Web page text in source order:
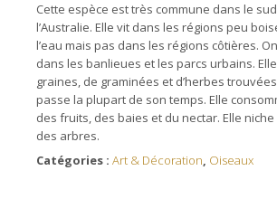
Cette espèce est très commune dans le
l’Australie. Elle vit dans les régions peu
l’eau mais pas dans les régions côtières.
dans les banlieues et les parcs urbains.
graines, de graminées et d’herbes
passe la plupart de son temps. Elle
des fruits, des baies et du nectar. Elle
des arbres.
Catégories : Art & Décoration Oiseaux